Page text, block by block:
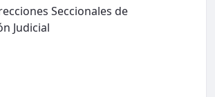
Seccionales de
Judicial